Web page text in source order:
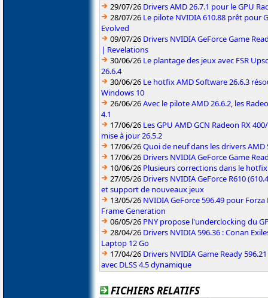
29/07/26 Drivers AMD 26.7.1 pour le GPU
28/07/26 Le pilote NVIDIA 610.88 prêt pour
Evolved
09/07/26 Drivers NVIDIA GeForce Game
| Revelations
30/06/26 Le plantage des jeux avec FSR
26.6.4
30/06/26 Le hotfix AMD Software 26.6.3
Windows 10
26/06/26Avec le pilote AMD 26.6.2, les
4.1
17/06/26 Les GPU AMD GCN Radeon RX
mise à jour 26.5.2
17/06/26Quoi de neuf dans les drivers AMD
17/06/26 Drivers NVIDIA GeForce Game
10/06/26 Plusieurs corrections dans le hotfix
27/05/26 Drivers NVIDIA GeForce R610
et support de nouveaux jeux
13/05/26 NVIDIA GeForce 596.49 pour
Frame Generation
06/05/26 PNY propose l'underclocking du
28/04/26 Drivers NVIDIA 596.36 : Conan
Laptop 12 Go
17/04/26 Drivers NVIDIA Game Ready
avec DLSS 4.5 dynamique
FICHIERS RELATIFS